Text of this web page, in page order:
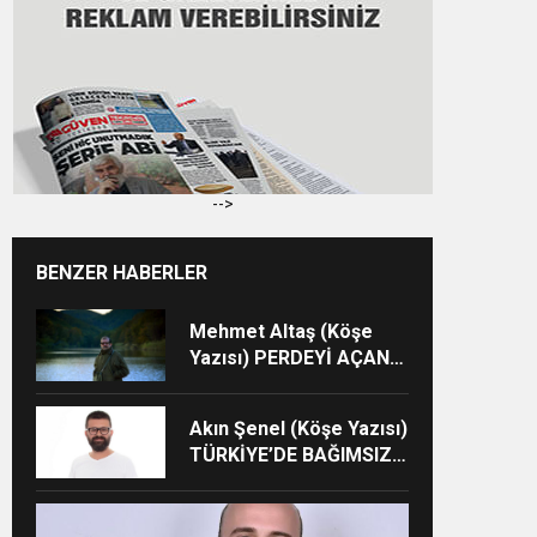
-->
BENZER HABERLER
Mehmet Altaş (Köşe
Yazısı) PERDEYİ AÇAN
Akın Şenel (Köşe Yazısı)
TÜRKİYE’DE BAĞIMSIZ